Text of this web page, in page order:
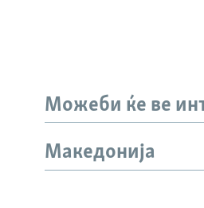
Можеби ќе ве
Македонија